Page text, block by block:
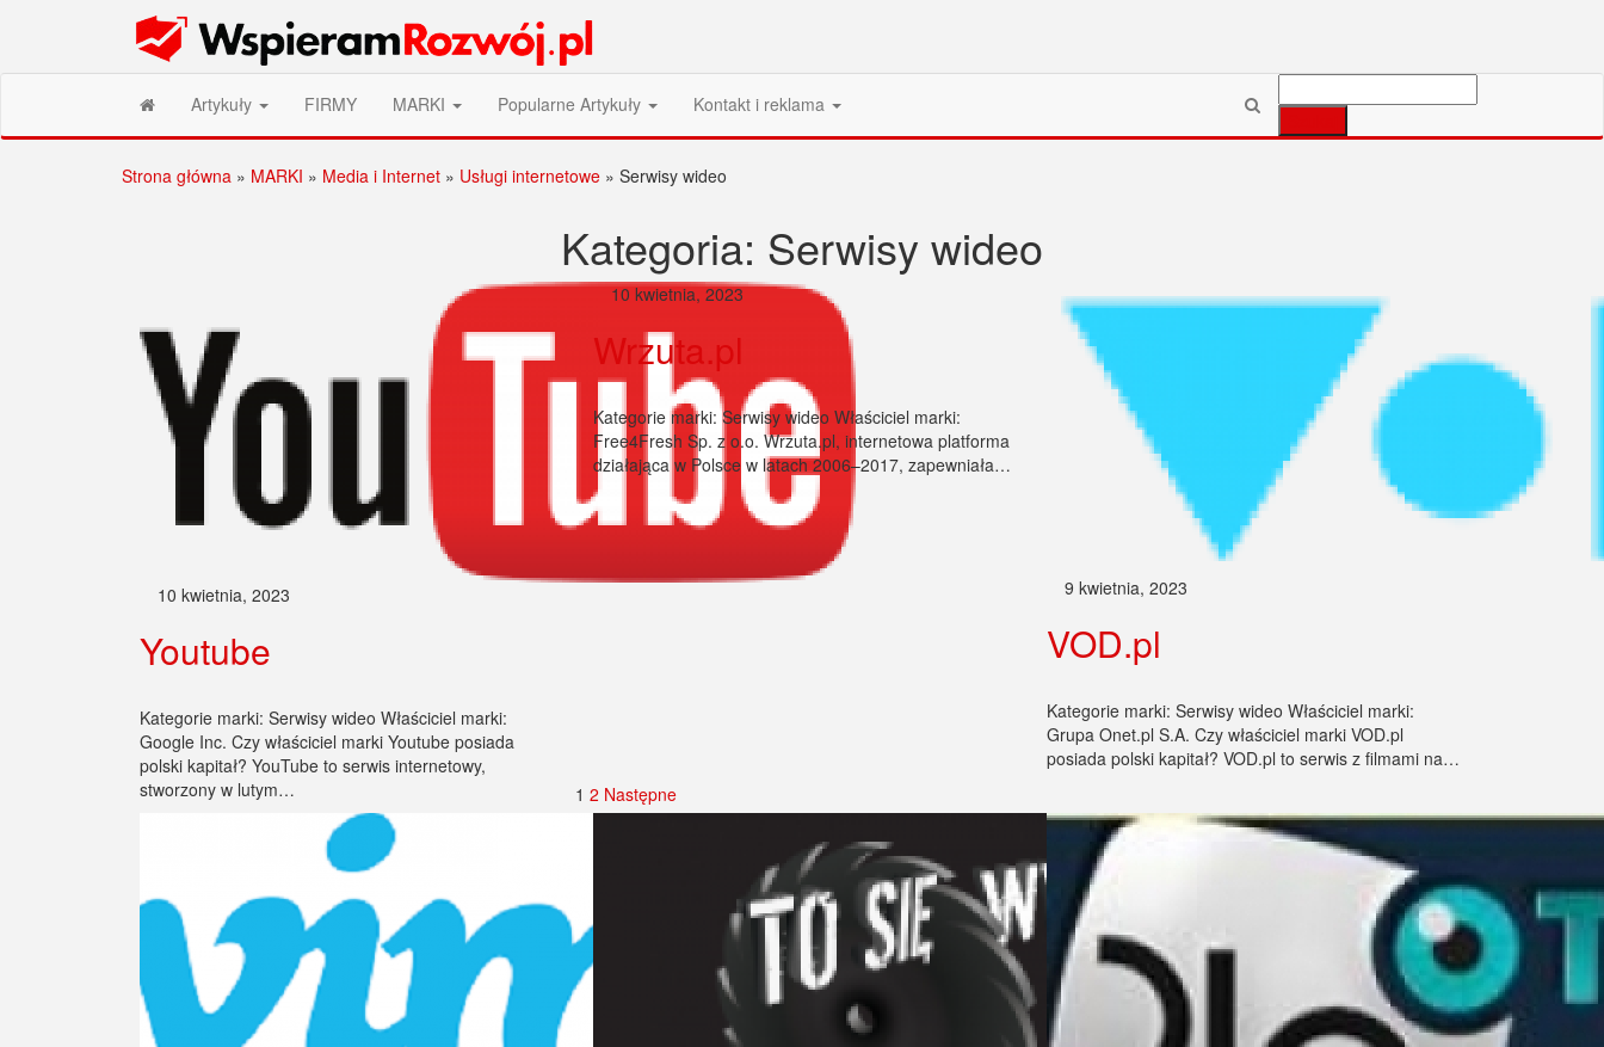
Wspieram Rozwój PL
Artykuły FIRMY MARKI Popularne Artykuły Kontakt i reklama
Strona główna » MARKI » Media i Internet » Usługi internetowe » Serwisy wideo
Kategoria: Serwisy wideo
10 kwietnia, 2023
Youtube
Kategorie marki: Serwisy wideo Właściciel marki:
Google Inc. Czy właściciel marki Youtube posiada
polski kapitał? YouTube to serwis internetowy,
stworzony w lutym…
10 kwietnia, 2023
Wrzuta.pl
Kategorie marki: Serwisy wideo Właściciel marki:
Free4Fresh Sp. z o.o. Wrzuta.pl, internetowa platforma
działająca w Polsce w latach 2006–2017, zapewniała…
9 kwietnia, 2023
VOD.pl
Kategorie marki: Serwisy wideo Właściciel marki:
Grupa Onet.pl S.A. Czy właściciel marki VOD.pl
posiada polski kapitał? VOD.pl to serwis z filmami na…
wpisów
1 2 Następne